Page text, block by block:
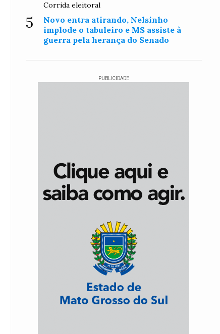
5
Corrida eleitoral
Novo entra atirando, Nelsinho
implode o tabuleiro e MS assiste à
guerra pela herança do Senado
PUBLICIDADE